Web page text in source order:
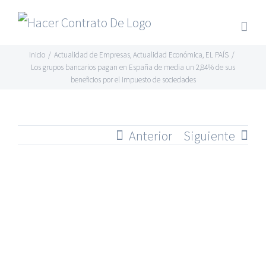
Skip
content
Inicio / Actualidad de Empresas,Actualidad Económica, EL PAÍS /
Los grupos bancarios pagan en España de media un 2,84% de sus
beneficios por el impuesto de sociedades
Anterior Siguiente